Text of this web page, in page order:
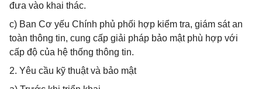
đưa vào khai thác.
c) Ban Cơ yếu Chính phủ phối hợp kiểm tra, giám sát an
toàn thông tin, cung cấp giải pháp bảo mật phù hợp với
cấp độ của hệ thống thông tin.
2. Yêu cầu kỹ thuật và bảo mật